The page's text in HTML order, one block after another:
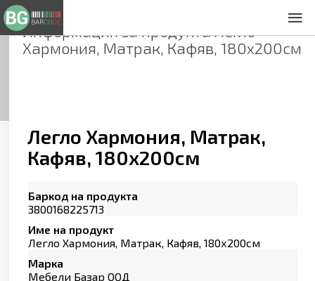
Информация за продуктаЛегло
Хармония, Матрак, Кафяв, 180х200см
Легло Хармония, Матрак,
Кафяв, 180х200см
Баркод на продукта
3800168225713
Име на продукт
Легло Хармония, Матрак, Кафяв, 180х200см
Марка
Мебели Базар ООД
Общи условия